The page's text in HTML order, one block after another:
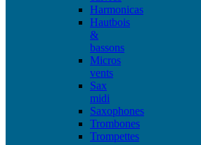
Harmonicas
Hautbois
&
bassons
Micros
vents
Sax
midi
Saxophones
Trombones
Trompettes